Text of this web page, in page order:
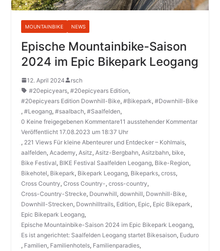
MOUNTAINBIKE NEWS
Epische Mountainbike-Saison
2024 im Epic Bikepark Leogang
12. April 2024
rsch
#20epicyears, #20epicyears Edition,
#20epicyears Edition Downhill-Bike, #Bikepark, #Downhill-Bike
, #Leogang, #saalbach, #Saalfelden,
0 Keine freigegebenen Kommentare11 ausstehender Kommentar
Veröffentlicht 17.08.2023 um 18:37 Uhr
, 221 Views Für kleine Abenteurer und Entdecker – Kohlmais,
aalfelden, Academy, Asitz, Asitz-Bergbahn, Asitzbahn, bike,
Bike Festival, BIKE Festival Saalfelden Leogang, Bike-Region,
Bikehotel, Bikepark, Bikepark Leogang, Bikeparks, cross,
Cross Country, Cross Country-, cross-country,
Cross-Country-Strecke, Dounwhill, downhill, Downhill-Bike,
Downhill-Strecken, Downhilltrails, Edition, Epic, Epic Bikepark,
Epic Bikepark Leogang,
Epische Mountainbike-Saison 2024 im Epic Bikepark Leogang,
Es ist angerichtet: Saalfelden Leogang startet Bikesaison, Euduro
, Familien, Familienhotels, Familienparadies,